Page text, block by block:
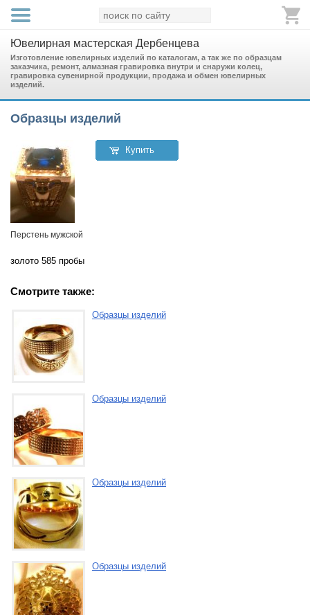
Ювелирная мастерская Дербенцева
Изготовление ювелирных изделий по каталогам, а так же по образцам
заказчика, ремонт, алмазная гравировка внутри и снаружи колец,
гравировка сувенирной продукции, продажа и обмен ювелирных
изделий.
Образцы изделий
Купить
Перстень мужской
золото 585 пробы
Смотрите также:
Образцы изделий
Образцы изделий
Образцы изделий
Образцы изделий